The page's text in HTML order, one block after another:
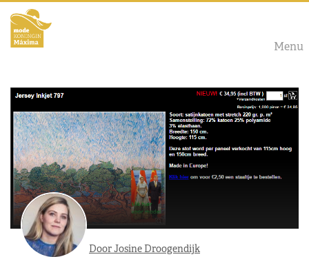
Menu
Door Josine Droogendijk